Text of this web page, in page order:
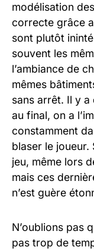
modélisation
correcte grâce
sont plutôt
souvent les
l’ambiance de
mêmes
sans arrêt. Il y
au final, on a
constamment
blaser le joueur.
jeu, même lors
mais ces
n’est guère
N’oublions pas
pas trop de